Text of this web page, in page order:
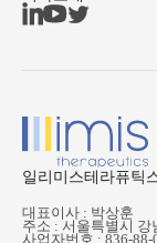
일리미스테라퓨틱
대표이사 : 박상훈
주소 : 서울특별시 강
사업자번호 : 836-88-